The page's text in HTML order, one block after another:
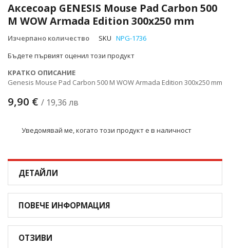
Аксесоар GENESIS Mouse Pad Carbon 500
M WOW Armada Edition 300x250 mm
Изчерпано количество SKU NPG-1736
Бъдете първият оценил този продукт
КРАТКО ОПИСАНИЕ
Genesis Mouse Pad Carbon 500 M WOW Armada Edition 300x250 mm
9,90 € / 19,36 лв
Уведомявай ме, когато този продукт е в наличност
към
началото
на
галерия
снимки
ДЕТАЙЛИ
ПОВЕЧЕ ИНФОРМАЦИЯ
ОТЗИВИ